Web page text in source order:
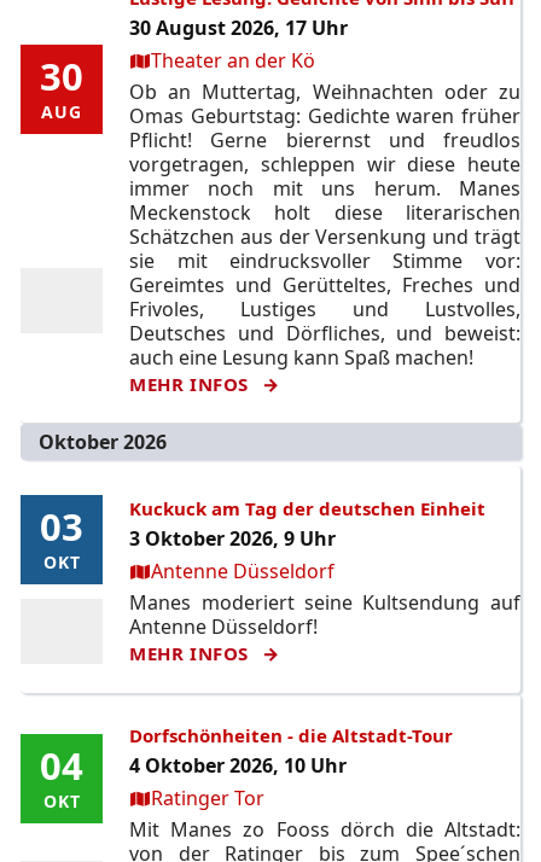
30
AUG
30
AUG
30 August 2026, 17 Uhr
Ort:Theater an der Kö
Ob an Muttertag, Weihnachten oder zu
Omas Geburtstag: Gedichte waren früher
Pflicht! Gerne bierernst und freudlos
vorgetragen, schleppen wir diese heute
immer noch mit uns herum. Manes
Meckenstock holt diese literarischen
Schätzchen aus der Versenkung und trägt
sie mit eindrucksvoller Stimme vor:
Gereimtes und Gerütteltes, Freches und
Frivoles, Lustiges und Lustvolles,
Deutsches und Dörfliches, und beweist:
auch eine Lesung kann Spaß machen!
MEHR INFOS
Oktober 2026
03
OKT
03
OKT
Kuckuck am Tag der deutschen Einheit
3 Oktober 2026, 9 Uhr
Ort:Antenne Düsseldorf
Manes moderiert seine Kultsendung auf
Antenne Düsseldorf!
MEHR INFOS
04
OKT
04
OKT
Dorfschönheiten - die Altstadt-Tour
4 Oktober 2026, 10 Uhr
Ort:Ratinger Tor
Mit Manes zo Fooss dörch die Altstadt:
von der Ratinger bis zum Spee´schen